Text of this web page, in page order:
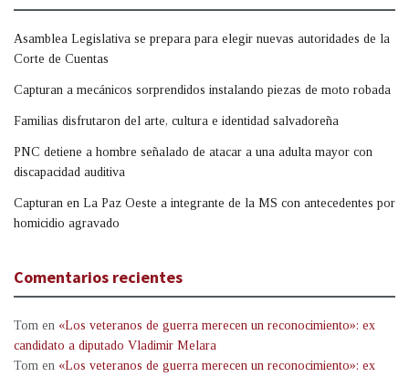
Asamblea Legislativa se prepara para elegir nuevas autoridades de la
Corte de Cuentas
Capturan a mecánicos sorprendidos instalando piezas de moto robada
Familias disfrutaron del arte, cultura e identidad salvadoreña
PNC detiene a hombre señalado de atacar a una adulta mayor con
discapacidad auditiva
Capturan en La Paz Oeste a integrante de la MS con antecedentes por
homicidio agravado
Comentarios recientes
Tom en «Los veteranos de guerra merecen un reconocimiento»: ex
candidato a diputado Vladimir Melara
Tom en «Los veteranos de guerra merecen un reconocimiento»: ex